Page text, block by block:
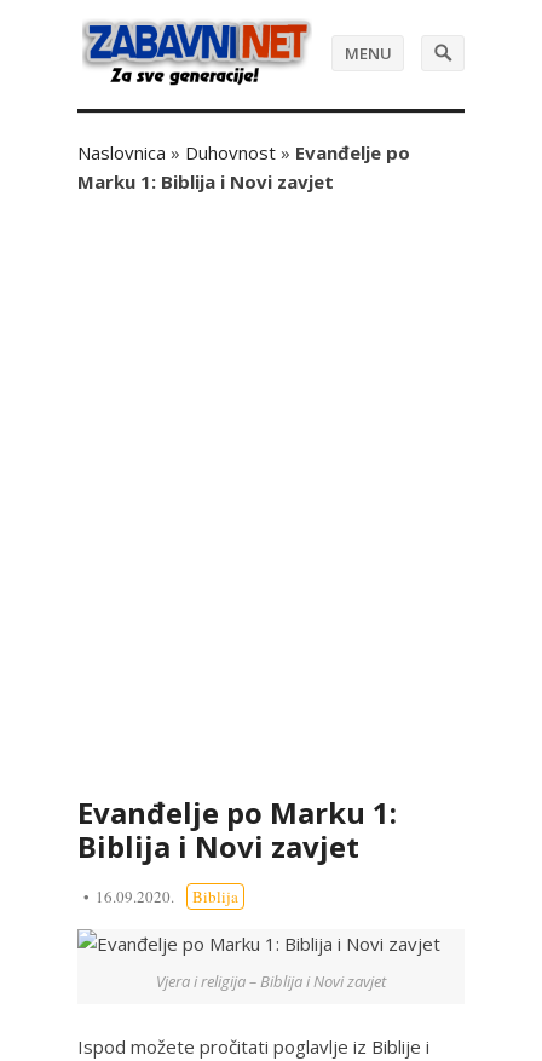
MENU
Naslovnica » Duhovnost » Evanđelje po
Marku 1: Biblija i Novi zavjet
Evanđelje po Marku 1:
Biblija i Novi zavjet
16.09.2020. Biblija
Vjera i religija – Biblija i Novi zavjet
Ispod možete pročitati poglavlje iz Biblije i